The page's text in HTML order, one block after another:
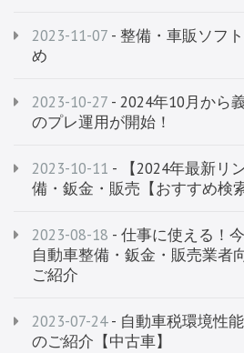
2023-07-24- 自動車税環境性
のご紹介【中古車】
2023-08-18 - 仕事に使える！
自動車整備・鈑金・販売業者
ご紹介
2023-10-11 - 【2024年最新リ
備・鈑金・販売【おすすめ検
2023-10-27 - 2024年10月から
のプレ運用が開始！
2023-11-07 - 整備・車販ソフ
め